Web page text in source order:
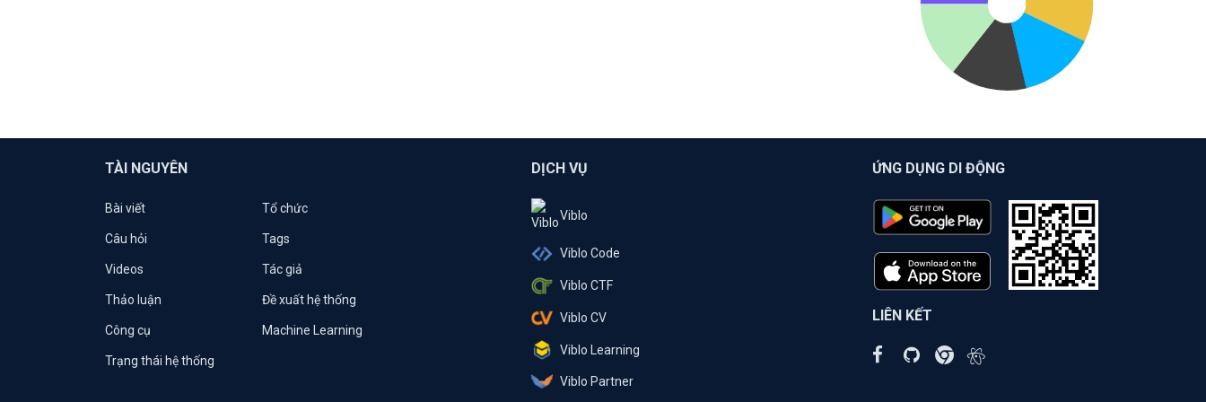
TÀI NGUYÊN
Bài viết Tổ chức
Câu hỏi Tags
Videos Tác giả
Thảo luận Đề xuất hệ thống
Công cụ Machine Learning
Trạng thái hệ thống
DỊCH VỤ
Viblo
Viblo Code
Viblo CTF
Viblo CV
Viblo Learning
Viblo Partner
ỨNG DỤNG DI ĐỘNG
LIÊN KẾT